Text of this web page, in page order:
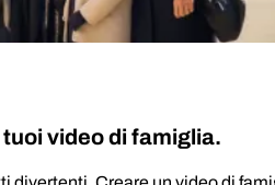
video di famiglia.